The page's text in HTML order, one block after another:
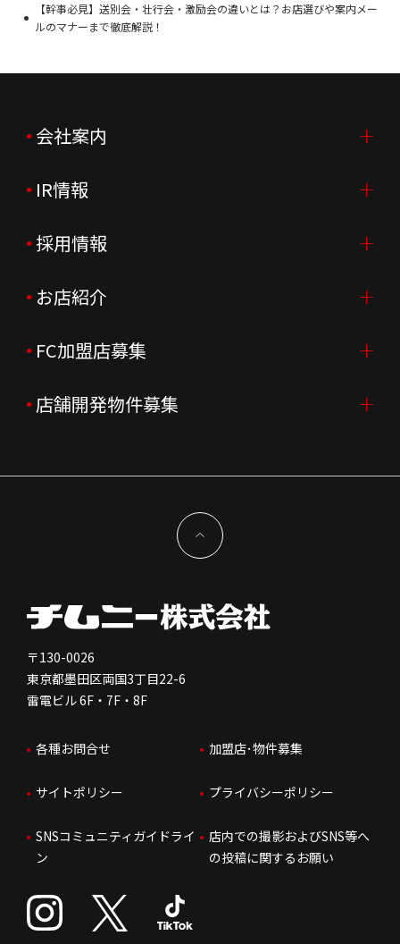
【幹事必見】送別会・壮行会・激励会の違いとは？お店選びや案内メー
ルのマナーまで徹底解説！
会社案内
会社案内TOP
ご挨拶
会社概要
会社沿革
企業理念
新型コロナウイルス対応
IR情報
IR情報TOP
ニュースリリース
月次売上
決算資料
コーポレートガバナンス
免責事項
株価情報
IRお問合せ
採用情報
採用情報TOP
新卒採用
中途採用
会社を知る
人を知る
はたらく環境
人財育成
サステナビリティ
お店紹介
店舗を探す・予約する
よくあるご質問
FC加盟店募集
FC加盟店募集TOP
独立支援について
FC加盟店お問合せ
店舗開発物件募集
〒130-0026
東京都墨田区両国3丁目22-6
雷電ビル 6F・7F・8F
各種お問合せ 加盟店･物件募集
サイトポリシー プライバシーポリシー
SNSコミュニティガイドライ
ン
店内での撮影およびSNS等へ
の投稿に関するお願い